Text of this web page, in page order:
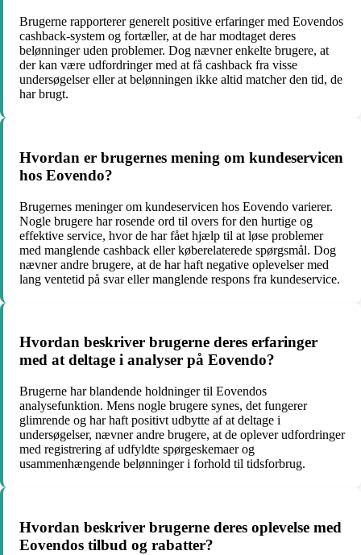
Brugerne rapporterer generelt positive erfaringer med Eovendos
cashback-system og fortæller, at de har modtaget deres
belønninger uden problemer. Dog nævner enkelte brugere, at
der kan være udfordringer med at få cashback fra visse
undersøgelser eller at belønningen ikke altid matcher den tid, de
har brugt.
Hvordan er brugernes mening om kundeservicen
hos Eovendo?
Brugernes meninger om kundeservicen hos Eovendo varierer.
Nogle brugere har rosende ord til overs for den hurtige og
effektive service, hvor de har fået hjælp til at løse problemer
med manglende cashback eller køberelaterede spørgsmål. Dog
nævner andre brugere, at de har haft negative oplevelser med
lang ventetid på svar eller manglende respons fra kundeservice.
Hvordan beskriver brugerne deres erfaringer
med at deltage i analyser på Eovendo?
Brugerne har blandende holdninger til Eovendos
analysefunktion. Mens nogle brugere synes, det fungerer
glimrende og har haft positivt udbytte af at deltage i
undersøgelser, nævner andre brugere, at de oplever udfordringer
med registrering af udfyldte spørgeskemaer og
usammenhængende belønninger i forhold til tidsforbrug.
Hvordan beskriver brugerne deres oplevelse med
Eovendos tilbud og rabatter?